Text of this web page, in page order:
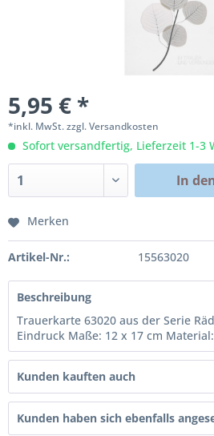
5,95 € *
*inkl. MwSt.zzgl. Versandkosten
Sofort versandfertig, Lieferzeit 1-3
In
Merken
Artikel-Nr.: 15563020
Beschreibung
Trauerkarte 63020 aus der Serie
Eindruck Maße: 12 x 17 cm
Kunden kauften auch
Kunden haben sich ebenfalls